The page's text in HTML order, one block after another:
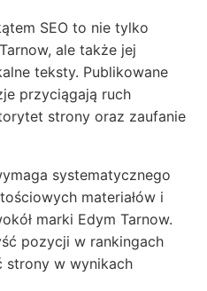
SEO to nie tylko
ale także jej
teksty. Publikowane
przyciągają ruch
strony oraz zaufanie
systematycznego
materiałów i
marki Edym Tarnow.
pozycji w rankingach
strony w wynikach